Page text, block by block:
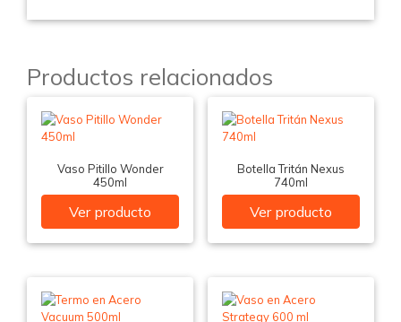
Productos relacionados
Vaso Pitillo Wonder
450ml
Ver producto
Botella Tritán Nexus
740ml
Ver producto